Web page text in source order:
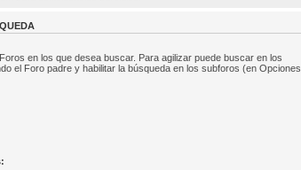
en los que desea buscar. Para agilizar puede buscar en los
el Foro padre y habilitar la búsqueda en los subforos (en Opciones